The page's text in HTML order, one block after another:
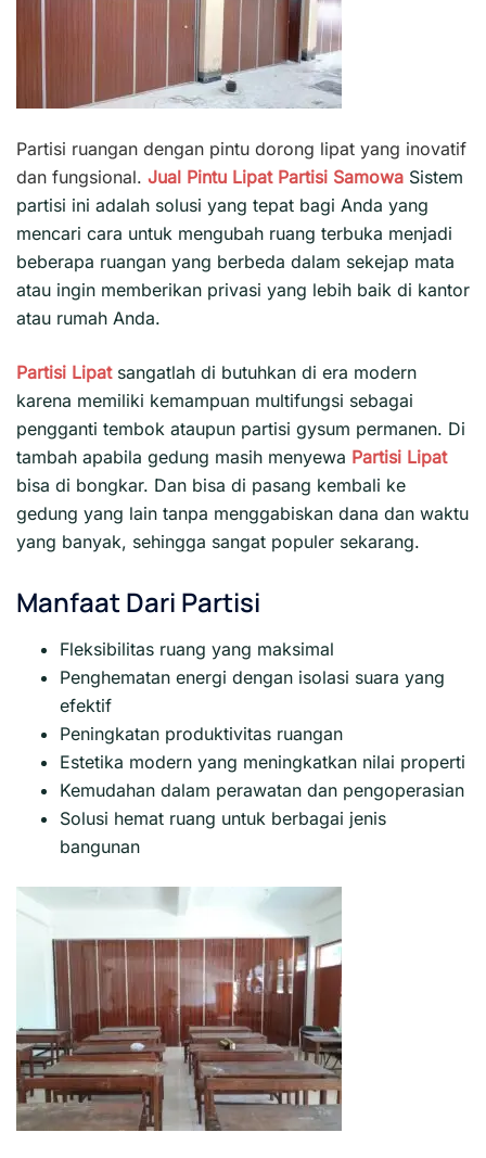
Partisi ruangan dengan pintu dorong lipat yang inovatif
dan fungsional. Jual Pintu Lipat Partisi Samowa Sistem
partisi ini adalah solusi yang tepat bagi Anda yang
mencari cara untuk mengubah ruang terbuka menjadi
beberapa ruangan yang berbeda dalam sekejap mata
atau ingin memberikan privasi yang lebih baik di kantor
atau rumah Anda.
Partisi Lipatsangatlah di butuhkan di era modern
karena memiliki kemampuan multifungsi sebagai
pengganti tembok ataupun partisi gysum permanen. Di
tambah apabila gedung masih menyewa Partisi Lipat
bisa di bongkar. Dan bisa di pasang kembali ke
gedung yang lain tanpa menggabiskan dana dan waktu
yang banyak, sehingga sangat populer sekarang.
Manfaat Dari Partisi
Fleksibilitas ruang yang maksimal
Penghematan energi dengan isolasi suara yang
efektif
Peningkatan produktivitas ruangan
Estetika modern yang meningkatkan nilai properti
Kemudahan dalam perawatan dan pengoperasian
Solusi hemat ruang untuk berbagai jenis
bangunan